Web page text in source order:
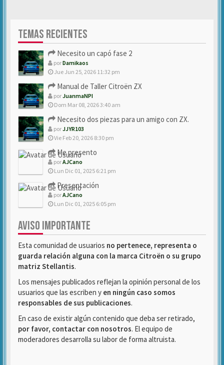
TEMAS RECIENTES
Necesito un capó fase 2
porDamikaos
Jue Jun 25, 2026 11:32 pm
Manual de Taller Citroën ZX
porJuanmaNPI
Dom Mar 08, 2026 3:40 am
Necesito dos piezas para un amigo con ZX.
porJJYR103
Vie Feb 20, 2026 8:30 pm
Me presento
porAJCano
Lun Dic 01, 2025 6:21 pm
Presentación
porAJCano
Lun Dic 01, 2025 6:05 pm
AVISO IMPORTANTE
Esta comunidad de usuarios no pertenece, representa o
guarda relación alguna con la marca Citroën o su grupo
matriz Stellantis.
Los mensajes publicados reflejan la opinión personal de los
usuarios que las escriben y en ningún caso somos
responsables de sus publicaciones.
En caso de existir algún contenido que deba ser retirado,
por favor, contactar con nosotros. El equipo de
moderadores desarrolla su labor de forma altruista.